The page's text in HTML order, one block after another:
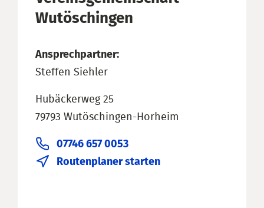
Wutöschingen
Ansprechpartner:
Steffen Siehler
Hubäckerweg 25
79793 Wutöschingen-Horheim
07746 657 0053
Routenplaner starten